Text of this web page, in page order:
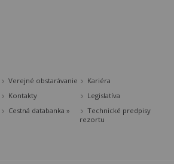
Verejné obstarávanie
Kariéra
Kontakty
Legislatíva
Cestná databanka »
Technické predpisy
rezortu